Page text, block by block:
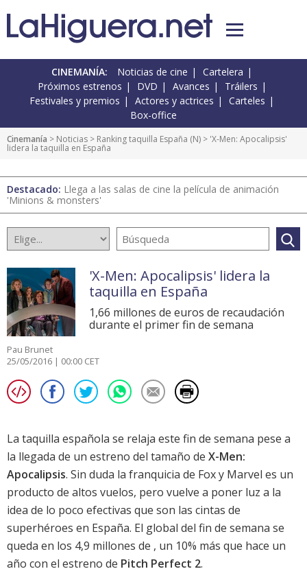
CINEMANÍA: Noticias de cine
Cartelera
Próximos estrenos
DVD Avances
Tráilers
Festivales y premios
Actores y actrices
Carteles
Box-office
Cinemanía > Noticias > Ranking taquilla España (N) > 'X-Men: Apocalipsis'
lidera la taquilla en España
Destacado: Llega a las salas de cine la película de animación
'Minions & monsters'
'X-Men: Apocalipsis' lidera la
taquilla en España
1,66 millones de euros de recaudación
durante el primer fin de semana
Pau Brunet
25/05/2016 | 00:00 CET
La taquilla española se relaja este fin de semana pese a
la llegada de un estreno del tamaño de X-Men:
Apocalipsis. Sin duda la franquicia de Fox y Marvel es un
producto de altos vuelos, pero vuelve a poner luz a la
idea de lo poco efectivas que son las cintas de
superhéroes en España. El global del fin de semana se
queda en los 4,9 millones de , un 10% más que hace un
año con el estreno de Pitch Perfect 2.